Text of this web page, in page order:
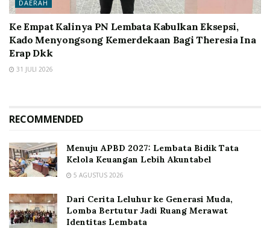
DAERAH
Ke Empat Kalinya PN Lembata Kabulkan Eksepsi,
Kado Menyongsong Kemerdekaan Bagi Theresia Ina
Erap Dkk
31 JULI 2026
RECOMMENDED
Menuju APBD 2027: Lembata Bidik Tata
Kelola Keuangan Lebih Akuntabel
5 AGUSTUS 2026
Dari Cerita Leluhur ke Generasi Muda,
Lomba Bertutur Jadi Ruang Merawat
Identitas Lembata